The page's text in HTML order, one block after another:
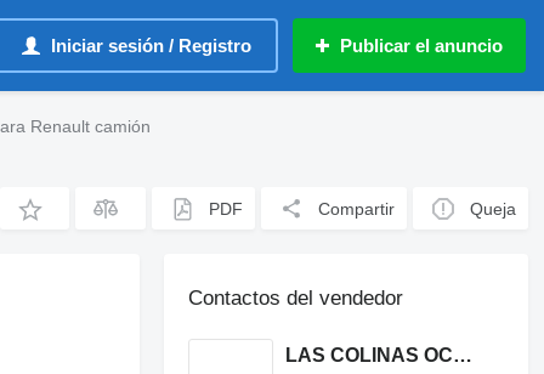
Iniciar sesión / Registro Publicar el anuncio
Renault camión
PDF Compartir Queja
Contactos del vendedor
LAS COLINAS OCASION, S.L.